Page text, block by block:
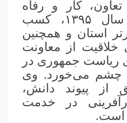
کار و رفاه
اجتماعی در سال ۱۳۹۵، کسب
استان و همچنین
خلاقیت از معاونت
ریاست جمهوری در
۱۴۰۴ به چشم می‌خورد. وی
از پیوند دانش،
در خدمت
است.